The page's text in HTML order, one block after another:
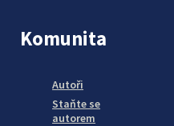
Komunita
Autoři
Staňte se
autorem